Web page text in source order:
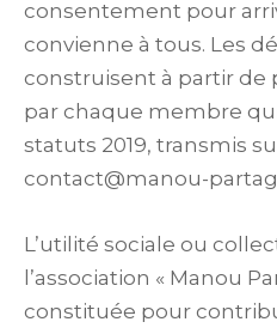
consentement pour
convienne à tous. Les
construisent à partir de
par chaque membre
statuts 2019, transmis
contact@manou-
L’utilité sociale ou
l’association « Manou
constituée pour